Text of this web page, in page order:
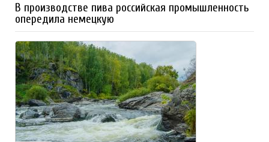
В производстве пива российская промышленность
опередила немецкую